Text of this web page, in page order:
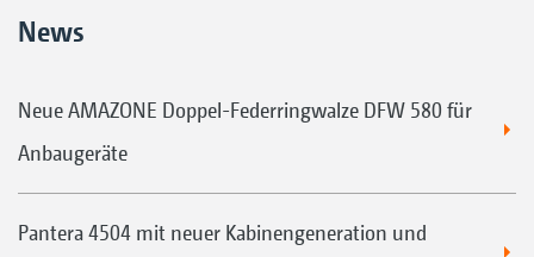
News
Neue AMAZONE Doppel-Federringwalze DFW 580 für
Anbaugeräte
Pantera 4504 mit neuer Kabinengeneration und